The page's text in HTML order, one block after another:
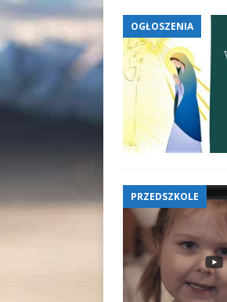
OGŁOSZENIA
PRZEDSZKOLE